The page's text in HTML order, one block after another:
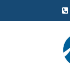
schließen